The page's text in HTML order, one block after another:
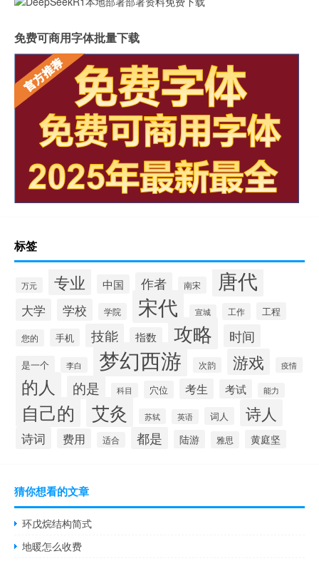
免费可商用字体批量下载
标签
万元 专业 中国 作者 南宋 唐代
大学 学校 学院 宋代 宣城 工作 工程
您的 手机 技能 指数 攻略 时间
是一个 李白 梦幻西游 次韵 游戏 疫情
的人 的是 科目 穴位 考生 考试 能力
自己的 艾灸 苏轼 英语 词人 诗人
诗词 费用 适合 都是 陆游 雅思 黄庭坚
猜你想看的文章
环戊烷结构简式
地暖怎么收费